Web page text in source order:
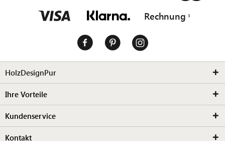
Rechnung
HolzDesignPur
Ihre Vorteile
Kundenservice
Kontakt